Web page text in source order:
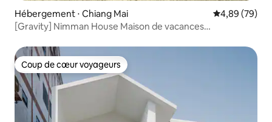
Hébergement ⋅ Chiang Mai Évaluation
4,89 (79)
[Gravity] Nimman House Maison de vacances
Coup de cœur voyageurs
Coup de cœur voyageurs